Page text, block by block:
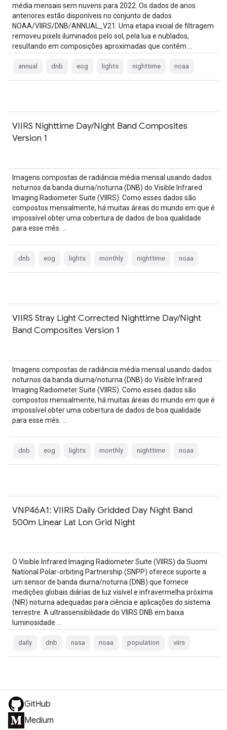
média mensais sem nuvens para 2022. Os dados de anos
anteriores estão disponíveis no conjunto de dados
NOAA/VIIRS/DNB/ANNUAL_V21. Uma etapa inicial de filtragem
removeu pixels iluminados pelo sol, pela lua e nublados,
resultando em composições aproximadas que contêm …
annual dnb eog lights nighttime noaa
VIIRS Nighttime Day/Night Band Composites
Version 1
Imagens compostas de radiância média mensal usando dados
noturnos da banda diurna/noturna (DNB) do Visible Infrared
Imaging Radiometer Suite (VIIRS). Como esses dados são
compostos mensalmente, há muitas áreas do mundo em que é
impossível obter uma cobertura de dados de boa qualidade
para esse mês. …
dnb eog lights monthly nighttime noaa
VIIRS Stray Light Corrected Nighttime Day/Night
Band Composites Version 1
Imagens compostas de radiância média mensal usando dados
noturnos da banda diurna/noturna (DNB) do Visible Infrared
Imaging Radiometer Suite (VIIRS). Como esses dados são
compostos mensalmente, há muitas áreas do mundo em que é
impossível obter uma cobertura de dados de boa qualidade
para esse mês. …
dnb eog lights monthly nighttime noaa
VNP46A1: VIIRS Daily Gridded Day Night Band
500m Linear Lat Lon Grid Night
O Visible Infrared Imaging Radiometer Suite (VIIRS) da Suomi
National Polar-orbiting Partnership (SNPP) oferece suporte a
um sensor de banda diurna/noturna (DNB) que fornece
medições globais diárias de luz visível e infravermelha próxima
(NIR) noturna adequadas para ciência e aplicações do sistema
terrestre. A ultrassensibilidade do VIIRS DNB em baixa
luminosidade …
daily dnb nasa noaa population viirs
GitHub
Medium